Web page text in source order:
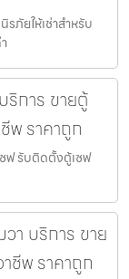
ภัยให้เช่าสำหรับ
ริการ ขายตู้
พ ราคาถูก
ฟ รับติดตั้งตู้เซฟ
า บริการ ขาย
ชีพ ราคาถูก